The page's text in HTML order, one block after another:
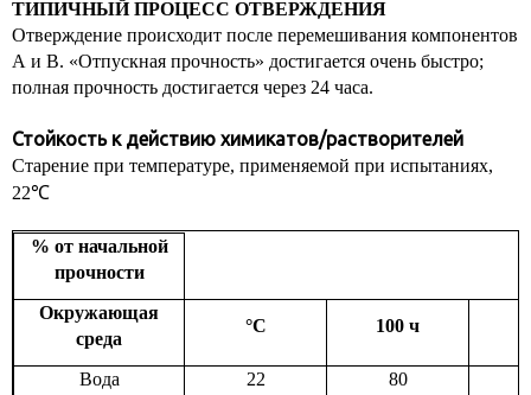
ТИПИЧНЫЙ ПРОЦЕСС ОТВЕРЖДЕНИЯ
Отверждение происходит после перемешивания компонентов
А и В. «Отпускная прочность» достигается очень быстро;
полная прочность достигается через 24 часа.
Стойкость к действию химикатов/растворителей
Старение при температуре, применяемой при испытаниях,
22℃
% от начальной
прочности
Окружающая
среда
°C 100 ч
Вода 22 80